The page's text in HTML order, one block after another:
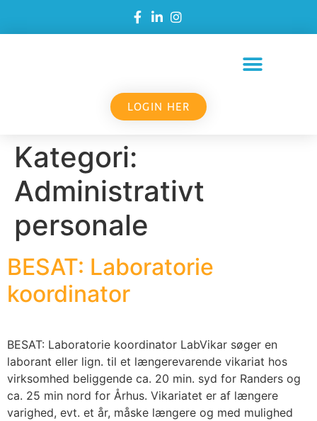
LOGIN HER
Kategori:
Administrativt
personale
BESAT: Laboratorie
koordinator
BESAT: Laboratorie koordinator LabVikar søger en
laborant eller lign. til et længerevarende vikariat hos
virksomhed beliggende ca. 20 min. syd for Randers og
ca. 25 min nord for Århus. Vikariatet er af længere
varighed, evt. et år, måske længere og med mulighed